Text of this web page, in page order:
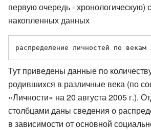
первую очередь - хронологическую)
накопленных данных
Тут приведены данные по
родившихся в различные века (по
«Личности» на 20 августа 2005 г.).
столбцами даны сведения о
в зависимости от основной